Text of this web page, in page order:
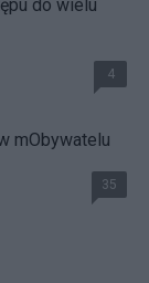
do wielu
4
mObywatelu
35